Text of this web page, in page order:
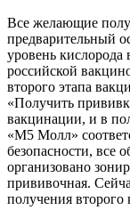
Все желающие
предварительный
уровень
российской
второго этапа
«Получить
вакцинации, и в
«М5 Молл»
безопасности, все
организовано
прививочная.
получения